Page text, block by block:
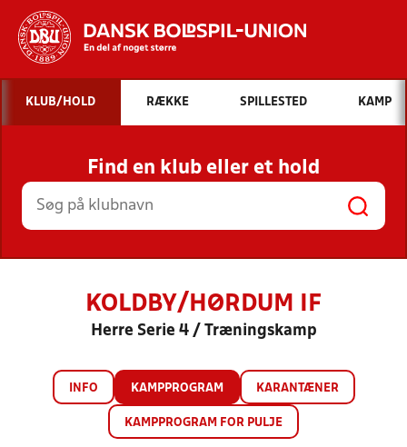
Hvad vil du søge efter?
INDHOLD OG NYHEDER
STILLINGER, RESULTATER, KLUBBER OG
HOLD
KLUB/HOLD RÆKKE SPILLESTED KAMP
Find en klub eller et hold
KOLDBY/HØRDUM IF
Herre Serie 4 / Træningskamp
INFO KAMPPROGRAM KARANTÆNER
KAMPPROGRAM FOR PULJE